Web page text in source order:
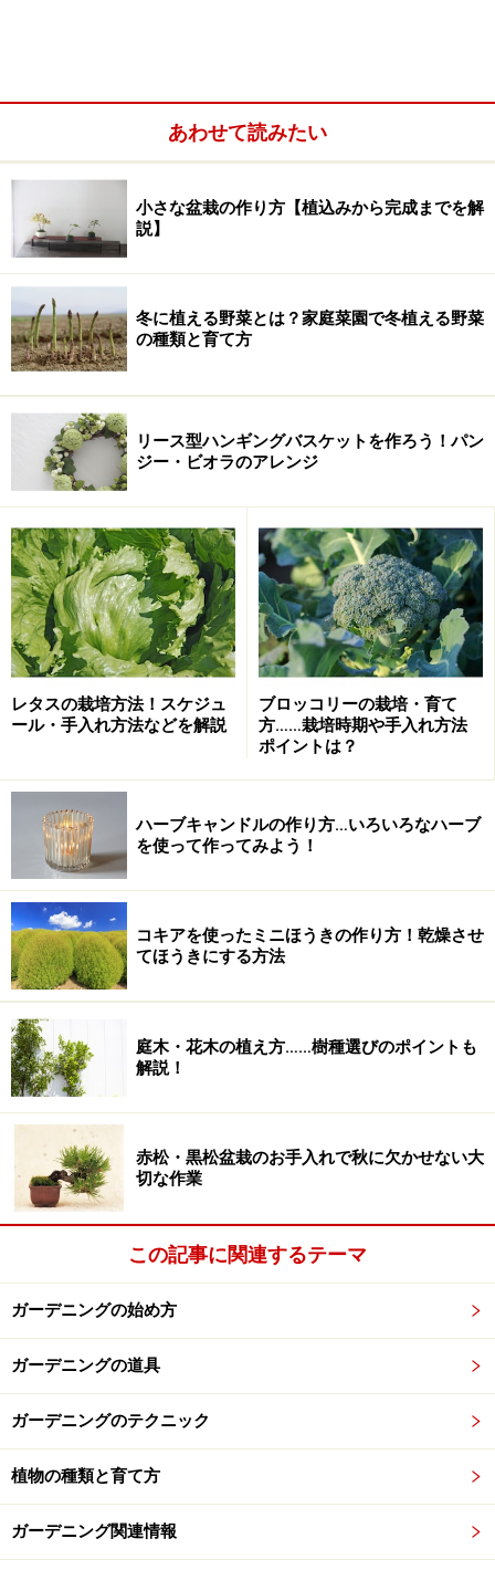
またイギリスでは、「つる植物の女王」といわれるクレ
マチス。ガーデニングではバラとの組み合わせが大変美
しく、人気があります。なお、ほとんどのクレマチスの
花弁は退化していて、花弁に見える部分は萼片（がくへ
ん）が変化したものです。
クレマチスのデータ
クレマチスの分類
パテンス系八重咲きのマリンブルー
クレマチスには大変多くの園芸品種がありますが、花の
付き方から「旧枝咲き」、「新枝咲き」、「新旧両枝咲
類できます。
また、交配種の親の特性から系統立てて分類することも
できます。この系統分類については次項で詳しくご紹介
しますが、未だ確立されたものではないのが現状です。
クレマチスの系統分類と特徴、主な品種
クレマチスの系統分類は、大体以下のようなものが挙げ
られます。
うつむいて咲く、アルピナ・ウィリー
■アルピナ（Alpina）＆マクロペタラ（Macropetala）
系
…アトラゲネ（Atragene）系とも
特徴：旧枝咲き。花は釣鐘状の中輪。耐寒性は強いが、
主な品種：アルピナ・ルビー、マクロペタラ、マークハ
ミィ、メイドウェル・ホールなど
■インテグリフォリア（Integrifolia）系
特徴：新枝咲きで、四季咲き性。花は釣鐘状で、木立性
あわせて読みたい
小さな盆栽の作り方【植込みから完成までを解
説】
冬に植える野菜とは？家庭菜園で冬植える野菜
の種類と育て方
リース型ハンギングバスケットを作ろう！パン
ジー・ビオラのアレンジ
レタスの栽培方法！スケジュ
ール・手入れ方法などを解説
ブロッコリーの栽培・育て
方……栽培時期や手入れ方法
ポイントは？
ハーブキャンドルの作り方…いろいろなハーブ
を使って作ってみよう！
コキアを使ったミニほうきの作り方！乾燥させ
てほうきにする方法
庭木・花木の植え方……樹種選びのポイントも
解説！
赤松・黒松盆栽のお手入れで秋に欠かせない大
切な作業
この記事に関連するテーマ
ガーデニングの始め方
ガーデニングの道具
ガーデニングのテクニック
植物の種類と育て方
ガーデニング関連情報